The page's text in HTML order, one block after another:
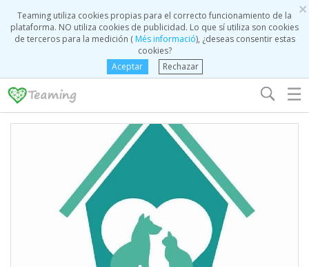
×
Teaming utiliza cookies propias para el correcto funcionamiento de la
plataforma. NO utiliza cookies de publicidad. Lo que sí utiliza son cookies
de terceros para la medición (Més informació), ¿deseas consentir estas
cookies?
Aceptar
Rechazar
☰